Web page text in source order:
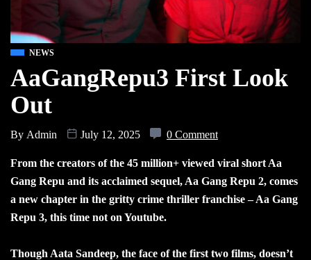
NEWS
AaGangRepu3 First Look
Out
By Admin July 12, 2025 0 Comment
From the creators of the 45 million+ viewed viral short Aa
Gang Repu and its acclaimed sequel, Aa Gang Repu 2, comes
a new chapter in the gritty crime thriller franchise – Aa Gang
Repu 3, this time not on Youtube.
Though Aata Sandeep, the face of the first two films, doesn’t